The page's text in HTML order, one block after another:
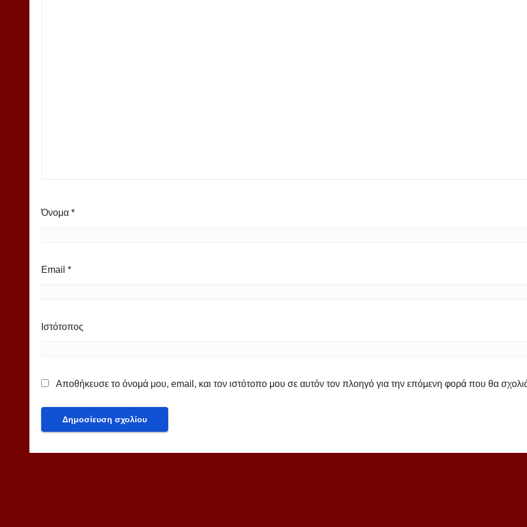
Όνομα *
Email *
Ιστότοπος
Αποθήκευσε το όνομά μου, email, και τον ιστότοπο μου σε αυτόν τον πλοηγό για την επόμενη φορά που θα